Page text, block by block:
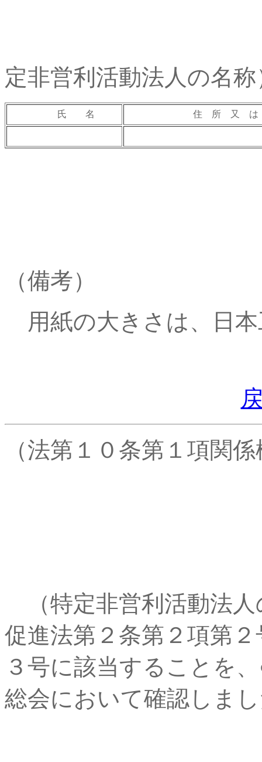
定非営利活動法人の名称
氏 名 住 所 又 は
（備考）
用紙の大きさは、日
（法第１０条第１項関
（特定非営利活動法人
促進法第２条第２項第
３号に該当することを
総会において確認しま